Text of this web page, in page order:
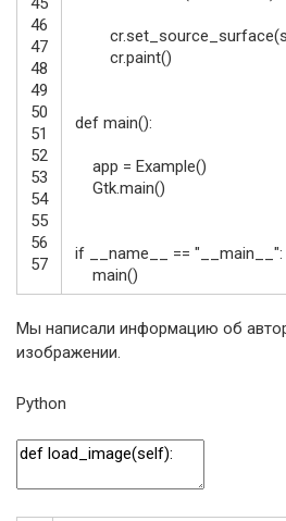
46
47
48
49
50
51
52
53
54
55
56
57
cr.set_source_surface(
cr.paint()
def main():
app = Example()
Gtk.main()
if __name__ == "__main__":
main()
Мы написали информацию об
изображении.
Python